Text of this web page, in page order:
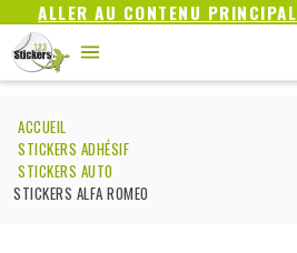
ALLER AU CONTENU PRINCIPAL
ACCUEIL
STICKERS ADHÉSIF
STICKERS AUTO
STICKERS ALFA ROMEO